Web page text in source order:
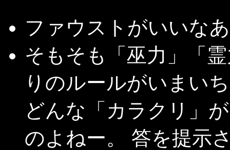
ファウストがいいな
そもそも「巫力」「
りのルールがいまい
どんな「カラクリ」
のよねー。 答を提示